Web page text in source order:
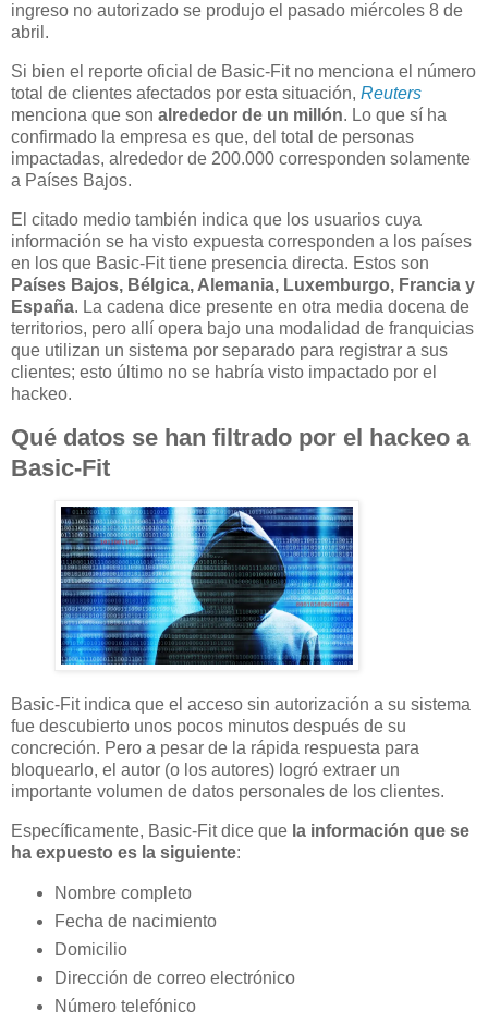
ingreso no autorizado se produjo el pasado miércoles 8 de
abril.
Si bien el reporte oficial de Basic-Fit no menciona el número
total de clientes afectados por esta situación, Reuters
menciona que son alrededor de un millón. Lo que sí ha
confirmado la empresa es que, del total de personas
impactadas, alrededor de 200.000 corresponden solamente
a Países Bajos.
El citado medio también indica que los usuarios cuya
información se ha visto expuesta corresponden a los países
en los que Basic-Fit tiene presencia directa. Estos son
Países Bajos, Bélgica, Alemania, Luxemburgo, Francia y
España. La cadena dice presente en otra media docena de
territorios, pero allí opera bajo una modalidad de franquicias
que utilizan un sistema por separado para registrar a sus
clientes; esto último no se habría visto impactado por el
hackeo.
Qué datos se han filtrado por el hackeo a
Basic-Fit
Basic-Fit indica que el acceso sin autorización a su sistema
fue descubierto unos pocos minutos después de su
concreción. Pero a pesar de la rápida respuesta para
bloquearlo, el autor (o los autores) logró extraer un
importante volumen de datos personales de los clientes.
Específicamente, Basic-Fit dice que la información que se
ha expuesto es la siguiente:
Nombre completo
Fecha de nacimiento
Domicilio
Dirección de correo electrónico
Número telefónico